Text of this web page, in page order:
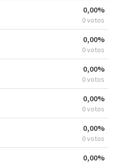
0,00%
0 votos
0,00%
0 votos
0,00%
0 votos
0,00%
0 votos
0,00%
0 votos
0,00%